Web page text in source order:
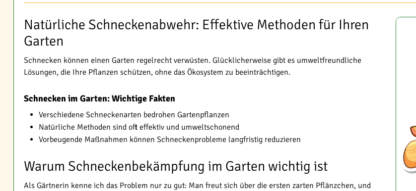
Natürliche Schneckenabwehr: Effektive Methoden für Ihren
Garten
Schnecken können einen Garten regelrecht verwüsten. Glücklicherweise gibt es umweltfreundliche
Lösungen, die Ihre Pflanzen schützen, ohne das Ökosystem zu beeinträchtigen.
Schnecken im Garten: Wichtige Fakten
Verschiedene Schneckenarten bedrohen Gartenpflanzen
Natürliche Methoden sind oft effektiv und umweltschonend
Vorbeugende Maßnahmen können Schneckenprobleme langfristig reduzieren
Warum Schneckenbekämpfung im Garten wichtig ist
Als Gärtnerin kenne ich das Problem nur zu gut: Man freut sich über die ersten zarten Pflänzchen, und